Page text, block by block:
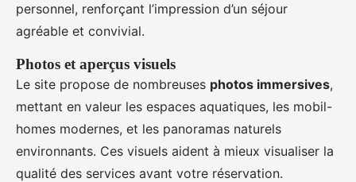
personnel, renforçant l’impression d’un séjour
agréable et convivial.
Photos et aperçus visuels
Le site propose de nombreuses photos immersives,
mettant en valeur les espaces aquatiques, les mobil-
homes modernes, et les panoramas naturels
environnants. Ces visuels aident à mieux visualiser la
qualité des services avant votre réservation.